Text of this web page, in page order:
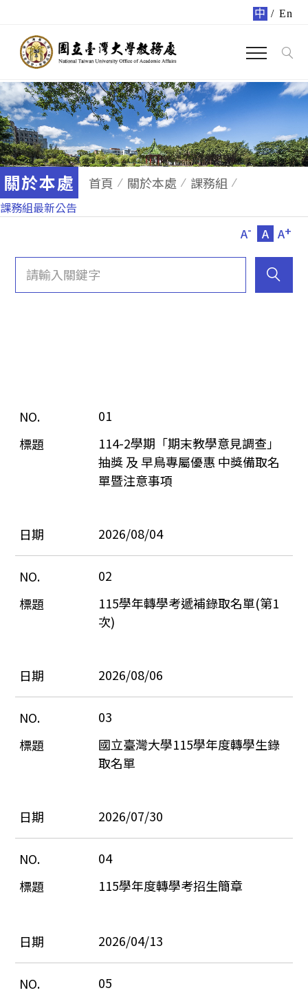
中 / En
關於本處 首頁 關於本處 課務組
課務組最新公告
A- A A+
01
114-2學期「期末教學意見調查」
抽獎 及 早鳥專屬優惠 中獎備取名
單暨注意事項
2026/08/04
02
115學年轉學考遞補錄取名單(第1
次)
2026/08/06
03
國立臺灣大學115學年度轉學生錄
取名單
2026/07/30
04
115學年度轉學考招生簡章
2026/04/13
05